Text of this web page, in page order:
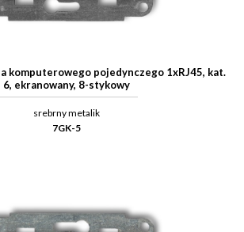
komputerowego pojedynczego 1xRJ45, kat.
6, ekranowany, 8-stykowy
srebrny metalik
7GK-5